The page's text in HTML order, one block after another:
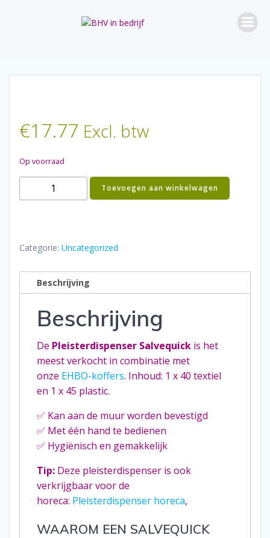
€17.77 Excl. btw
Op voorraad
pleisterdispenser
salvequick
Toevoegen aan winkelwagen
Categorie: Uncategorized
Beschrijving
Beschrijving
De Pleisterdispenser Salvequick is het
meest verkocht in combinatie met
onze EHBO-koffers. Inhoud: 1 x 40 textiel
en 1 x 45 plastic.
✅ Kan aan de muur worden bevestigd
✅ Met één hand te bedienen
✅ Hygiënisch en gemakkelijk
Tip: Deze pleisterdispenser is ook
verkrijgbaar voor de
horeca: Pleisterdispenser horeca,
WAAROM EEN SALVEQUICK